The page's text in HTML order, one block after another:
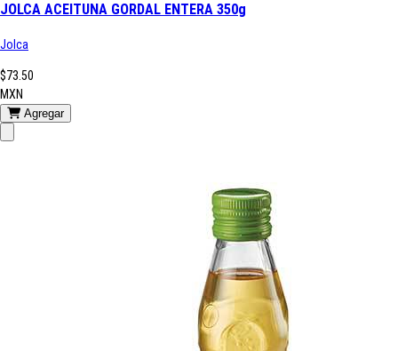
JOLCA ACEITUNA GORDAL ENTERA 350g
Jolca
$73.50
MXN
Agregar